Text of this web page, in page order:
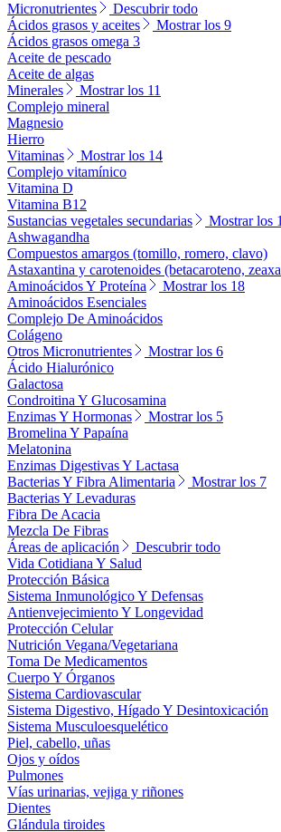
Micronutrientes
Descubrir todo
Ácidos grasos y aceites
Mostrar los 9
Ácidos grasos omega 3
Aceite de pescado
Aceite de algas
Minerales
Mostrar los 11
Complejo mineral
Magnesio
Hierro
Vitaminas
Mostrar los 14
Complejo vitamínico
Vitamina D
Vitamina B12
Sustancias vegetales secundarias
Mostrar los
Ashwagandha
Compuestos amargos (tomillo, romero, clavo)
Astaxantina y carotenoides (betacaroteno,
Aminoácidos Y Proteína
Mostrar los 18
Aminoácidos Esenciales
Complejo De Aminoácidos
Colágeno
Otros Micronutrientes
Mostrar los 6
Ácido Hialurónico
Galactosa
Condroitina Y Glucosamina
Enzimas Y Hormonas
Mostrar los 5
Bromelina Y Papaína
Melatonina
Enzimas Digestivas Y Lactasa
Bacterias Y Fibra Alimentaria
Mostrar los 7
Bacterias Y Levaduras
Fibra De Acacia
Mezcla De Fibras
Áreas de aplicación
Descubrir todo
Vida Cotidiana Y Salud
Protección Básica
Sistema Inmunológico Y Defensas
Antienvejecimiento Y Longevidad
Protección Celular
Nutrición Vegana/Vegetariana
Toma De Medicamentos
Cuerpo Y Órganos
Sistema Cardiovascular
Sistema Digestivo, Hígado Y Desintoxicación
Sistema Musculoesquelético
Piel, cabello, uñas
Ojos y oídos
Pulmones
Vías urinarias, vejiga y riñones
Dientes
Glándula tiroides